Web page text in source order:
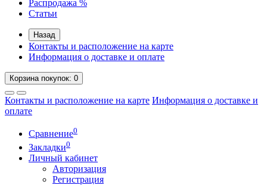
Распродажа %
Статьи
Назад
Контакты и расположение на карте
Информация о доставке и оплате
Корзинапокупок: 0
Контакты и расположение на карте Информация о доставке и
оплате
Сравнение0
Закладки0
Личный кабинет
Авторизация
Регистрация